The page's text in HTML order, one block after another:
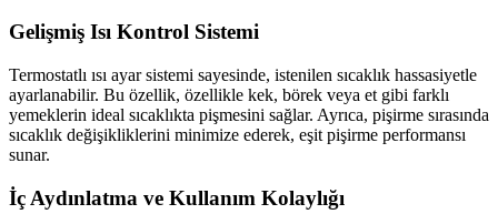
Gelişmiş Isı Kontrol Sistemi
Termostatlı ısı ayar sistemi sayesinde, istenilen sıcaklık hassasiyetle
ayarlanabilir. Bu özellik, özellikle kek, börek veya et gibi farklı
yemeklerin ideal sıcaklıkta pişmesini sağlar. Ayrıca, pişirme sırasında
sıcaklık değişikliklerini minimize ederek, eşit pişirme performansı
sunar.
İç Aydınlatma ve Kullanım Kolaylığı